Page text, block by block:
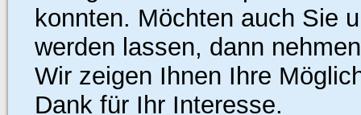
konnten. Möchten auch Sie
werden lassen, dann
Wir zeigen Ihnen Ihre
Dank für Ihr Interesse.